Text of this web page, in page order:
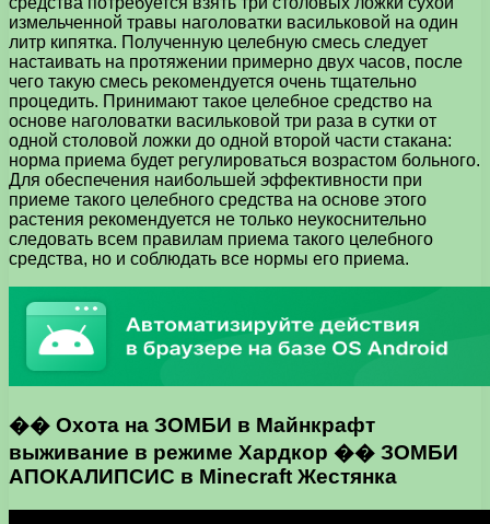
измельченной травы наголоватки васильковой на один
литр кипятка. Полученную целебную смесь следует
настаивать на протяжении примерно двух часов, после
чего такую смесь рекомендуется очень тщательно
процедить. Принимают такое целебное средство на
основе наголоватки васильковой три раза в сутки от
одной столовой ложки до одной второй части стакана:
норма приема будет регулироваться возрастом больного.
Для обеспечения наибольшей эффективности при
приеме такого целебного средства на основе этого
растения рекомендуется не только неукоснительно
следовать всем правилам приема такого целебного
средства, но и соблюдать все нормы его приема.
�� Охота на ЗОМБИ в Майнкрафт
выживание в режиме Хардкор �� ЗОМБИ
АПОКАЛИПСИС в Minecraft Жестянка